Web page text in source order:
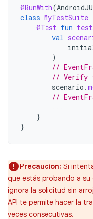
@RunWith(
class MyTestSuite
@Test fun
val
)
//
// Verify
scenario .
//
...
}
}
Precaución: Si
que estás probando a su
ignora la solicitud sin
API te permite hacer la
veces consecutivas.